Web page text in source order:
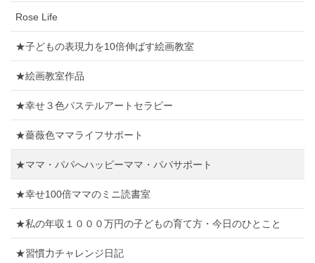
Rose Life
★子どもの表現力を10倍伸ばす絵画教室
★絵画教室作品
★幸せ３色パステルアートセラピー
★薔薇色ママライフサポート
★ママ・パパへハッピーママ・パパサポート
★幸せ100倍ママのミニ読書室
★私の年収１０００万円の子どもの育て方・今日のひとこと
★習慣力チャレンジ日記